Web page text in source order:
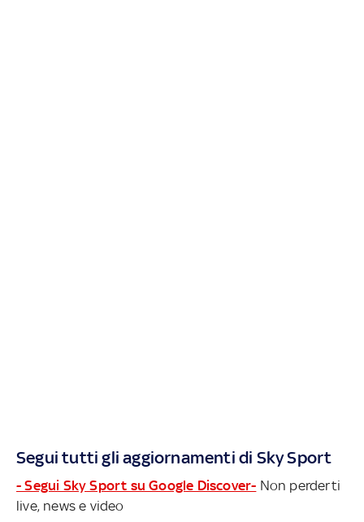
Segui tutti gli aggiornamenti di Sky Sport
- Segui Sky Sport su Google Discover- Non perderti
live, news e video